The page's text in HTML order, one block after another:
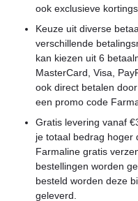
ook exclusieve
Keuze uit diverse
verschillende
kan kiezen uit 6
MasterCard, Visa,
ook direct betalen
een promo code
Gratis levering vanaf
je totaal bedrag hoger
Farmaline gratis
bestellingen worden
besteld worden deze
geleverd.